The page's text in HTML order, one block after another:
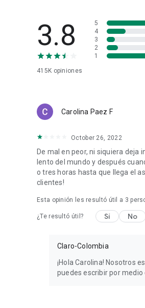
3.8
415K opiniones
5
4
3
2
1
Carolina Paez F
October 26, 2022
De mal en peor, ni siquiera deja
lento del mundo y después
o tres horas hasta que llega el
clientes!
Esta opinión les resultó útil a 3
¿Te resultó útil? Sí No
Claro-Colombia
¡Hola Carolina! Nosotros
puedes escribir por medio